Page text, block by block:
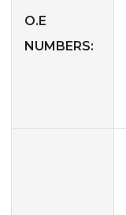
O.E
NUMBERS: